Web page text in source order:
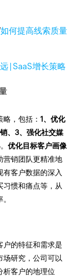
如何提高线索质量
| SaaS增长策略
略，包括：1、优化
、3、强化社交媒
。优化目标客户画像
营销团队更精准地
客户数据的深入
习惯和痛点等，从
户的特征和需求是
场研究，公司可以
析客户的地理位